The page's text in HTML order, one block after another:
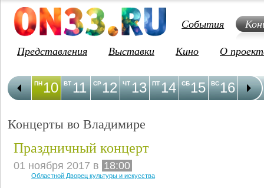
События
Представления
Выставки Кино О
10
ПН 11
ВТ 12
СР 13
ЧТ 14
ПТ 15
СБ 16
ВС 17
ПН
Концерты во Владимире
Праздничный концерт
01 ноября 2017 в 18:00
Областной Дворец культуры и искусства